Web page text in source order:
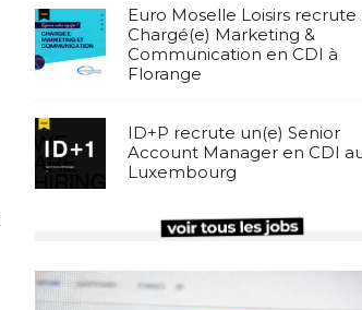
Euro Moselle Loisirs recrute
Chargé(e) Marketing &
Communication en CDI à
Florange
ID+P recrute un(e) Senior
Account Manager en CDI
Luxembourg